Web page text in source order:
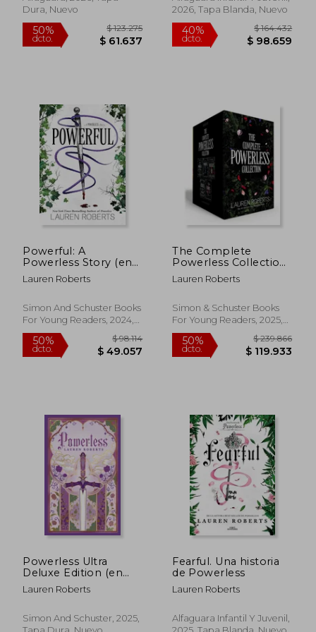
50%
dcto. $ 49.751
50%
dcto.
Dura, Nuevo
POWERLESS)
2026, Tapa Blanda, Nuevo
Powerful: A
Powerless Story (en
Inglés)
Lauren Roberts
Simon And Schuster Books
For Young Readers, 2024,
Tapa Dura, Nuevo
The Complete
Powerless Collection
(Boxed Set).
Powerless, Powerful,
Fearful (en Inglés)
Lauren Roberts
Simon & Schuster Books
For Young Readers, 2025,
Tapa Dura, Nuevo
Powerless Ultra
Deluxe Edition (en
Inglés)
Lauren Roberts
Simon And Schuster, 2025,
Fearful. Una historia
de Powerless
Lauren Roberts
Alfaguara Infantil Y Juvenil,